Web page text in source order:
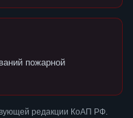
пожарной
редакции КоАП РФ.